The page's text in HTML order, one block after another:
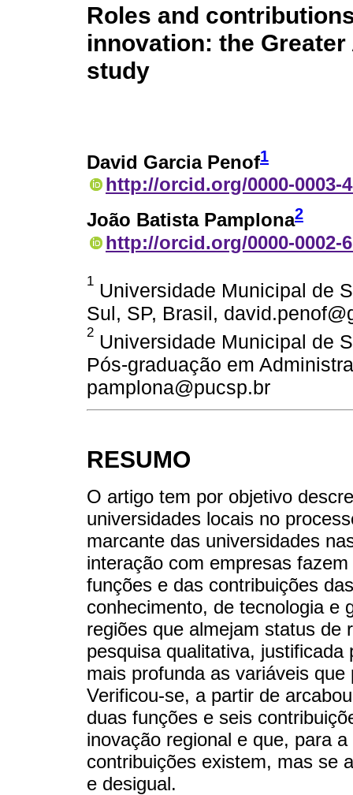
Roles and
innovation: the
study
David Garcia Penof1
http://orcid.org/0000-0003-
João Batista Pamplona2
http://orcid.org/0000-0002-
1 Universidade Municipal de
Sul, SP, Brasil,
2 Universidade Municipal de
Pós-graduação em
pamplona@pucsp.br
RESUMO
O artigo tem por objetivo
universidades locais no
marcante das universidades
interação com empresas
funções e das contribuições
conhecimento, de tecnologia e
regiões que almejam status de
pesquisa qualitativa,
mais profunda as variáveis
Verificou-se, a partir de
duas funções e seis
inovação regional e que, para
contribuições existem, mas se
e desigual.